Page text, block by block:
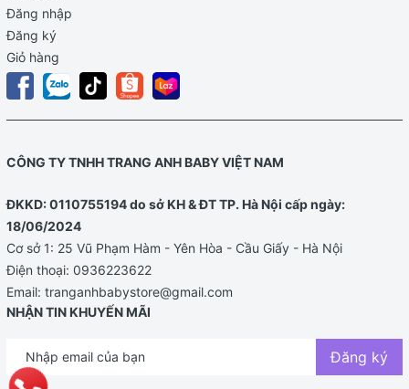
Đăng nhập
Đăng ký
Giỏ hàng
CÔNG TY TNHH TRANG ANH BABY VIỆT NAM
ĐKKD: 0110755194 do sở KH & ĐT TP. Hà Nội cấp ngày:
18/06/2024
Cơ sở 1: 25 Vũ Phạm Hàm - Yên Hòa - Cầu Giấy - Hà Nội
Điện thoại: 0936223622
Email: tranganhbabystore@gmail.com
NHẬN TIN KHUYẾN MÃI
Đăng ký